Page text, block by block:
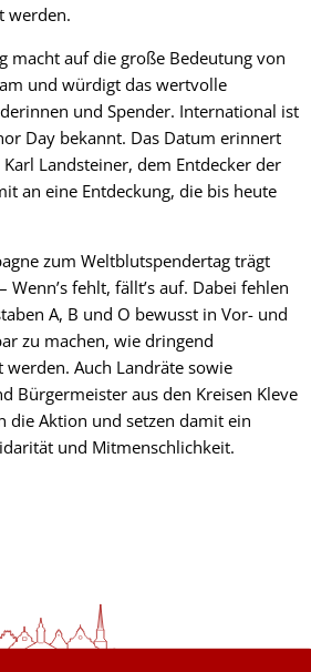
werden.
macht auf die große Bedeutung von
und würdigt das wertvolle
und Spender. International ist
Day bekannt. Das Datum erinnert
Landsteiner, dem Entdecker der
an eine Entdeckung, die bis heute
zum Weltblutspendertag trägt
Wenn’s fehlt, fällt’s auf. Dabei fehlen
A, B und O bewusst in Vor- und
zu machen, wie dringend
Auch Landräte sowie
Bürgermeister aus den Kreisen Kleve
die Aktion und setzen damit ein
und Mitmenschlichkeit.